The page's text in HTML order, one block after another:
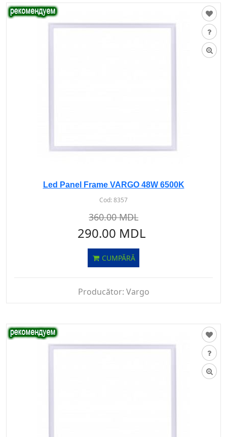
Led Panel Frame VARGO 48W 6500K
Cod:8357
360.00 MDL
290.00 MDL
CUMPĂRĂ
Producător: Vargo